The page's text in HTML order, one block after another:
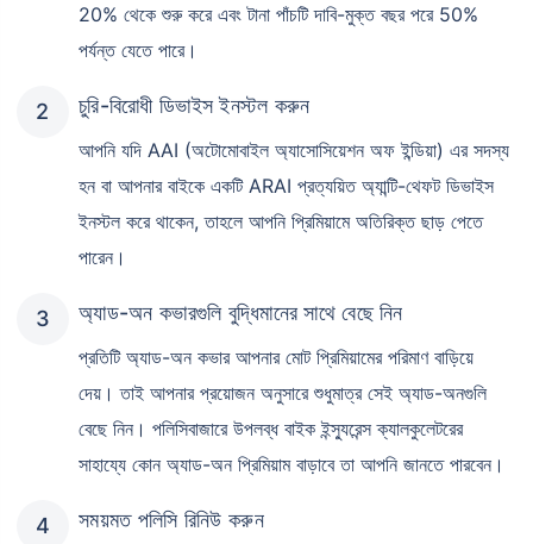
20% থেকে শুরু করে এবং টানা পাঁচটি দাবি-মুক্ত বছর পরে 50%
পর্যন্ত যেতে পারে।
চুরি-বিরোধী ডিভাইস ইনস্টল করুন
আপনি যদি AAI (অটোমোবাইল অ্যাসোসিয়েশন অফ ইন্ডিয়া) এর সদস্য
হন বা আপনার বাইকে একটি ARAI প্রত্যয়িত অ্যান্টি-থেফট ডিভাইস
ইনস্টল করে থাকেন, তাহলে আপনি প্রিমিয়ামে অতিরিক্ত ছাড় পেতে
পারেন।
অ্যাড-অন কভারগুলি বুদ্ধিমানের সাথে বেছে নিন
প্রতিটি অ্যাড-অন কভার আপনার মোট প্রিমিয়ামের পরিমাণ বাড়িয়ে
দেয়। তাই আপনার প্রয়োজন অনুসারে শুধুমাত্র সেই অ্যাড-অনগুলি
বেছে নিন। পলিসিবাজারে উপলব্ধ বাইক ইন্স্যুরেন্স ক্যালকুলেটরের
সাহায্যে কোন অ্যাড-অন প্রিমিয়াম বাড়াবে তা আপনি জানতে পারবেন।
সময়মত পলিসি রিনিউ করুন